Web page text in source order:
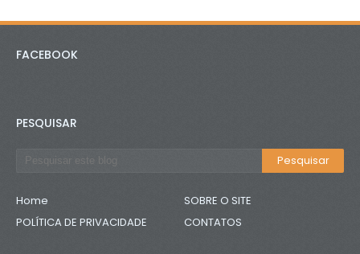
FACEBOOK
PESQUISAR
Home
SOBRE O SITE
POLÍTICA DE PRIVACIDADE
CONTATOS